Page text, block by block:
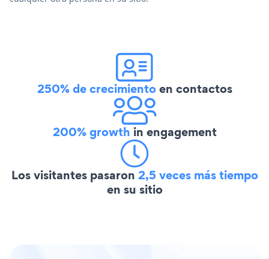
250% de crecimientoen contactos
200% growth in engagement
Los visitantes pasaron 2,5 veces más tiempo
en su sitio